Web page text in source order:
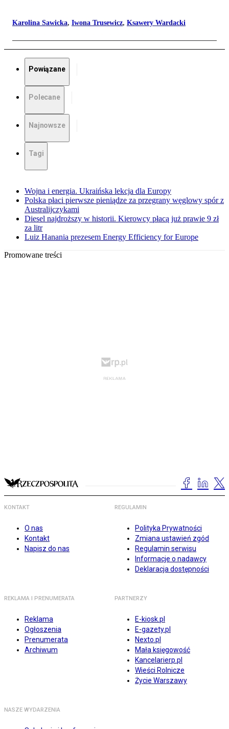
Karolina Sawicka, Iwona Trusewicz, Ksawery Wardacki
Powiązane
Polecane
Najnowsze
Tagi
Wojna i energia. Ukraińska lekcja dla Europy
Polska płaci pierwsze pieniądze za przegrany węglowy spór z
Australijczykami
Diesel najdroższy w historii. Kierowcy płacą już prawie 9 zł
za litr
Luiz Hanania prezesem Energy Efficiency for Europe
Promowane treści
KONTAKT
O nas
Kontakt
Napisz do nas
REGULAMIN
Polityka Prywatności
Zmiana ustawień zgód
Regulamin serwisu
Informacje o nadawcy
Deklaracja dostępności
REKLAMA I PRENUMERATA
Reklama
Ogłoszenia
Prenumerata
Archiwum
PARTNERZY
E-kiosk.pl
E-gazety.pl
Nexto.pl
Mała księgowość
Kancelarierp.pl
Wieści Rolnicze
Życie Warszawy
NASZE WYDARZENIA